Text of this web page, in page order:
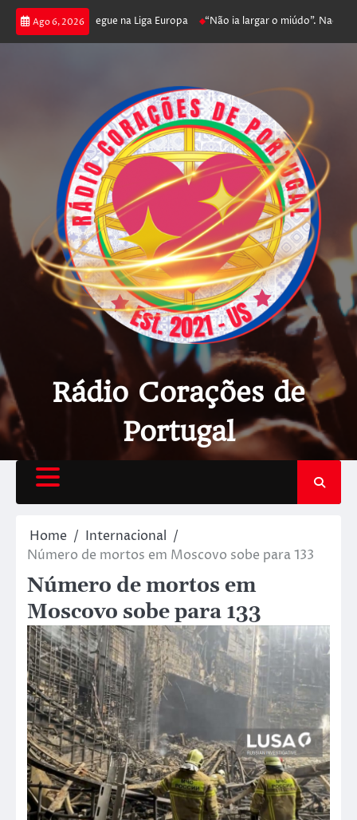
Ago 6, 2026
poker e prossegue na Liga Europa “Não ia largar o miúdo”. Nadador-
Rádio Corações de
Portugal
Home
Internacional
Número de mortos em Moscovo sobe para 133
Número de mortos em
Moscovo sobe para 133